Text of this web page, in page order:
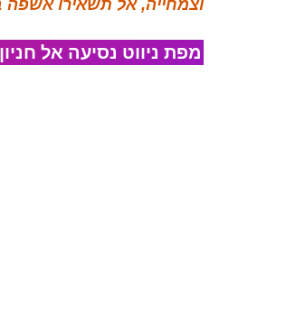
וצמחייה, אל תשאירו
מפת ניווט נסיעה אל​